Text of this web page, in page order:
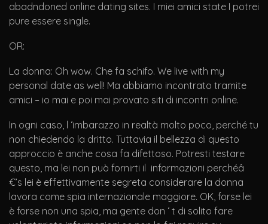
abadndoned online dating sites. I miei amici state I potrei
pure essere single.
OR:
La donna: Oh wow. Che fa schifo. We live with my
personal date as well! Ma abbiamo incontrato tramite
amici – io mai e poi mai provato siti di incontri online.
In ogni caso, l ‘imbarazzo in realtà molto poco, perché tu
non chiedendo la dritto. Tuttavia il bellezza di questo
approccio è anche cosa fa difettoso. Potresti testare
questo, ma lei non può fornirti il ​​ informazioni perchéâ
€’s lei è effettivamente segreta considerare la donna
lavora come spia internazionale maggiore. OK, forse lei
è forse non una spia, ma gente don ‘ t di solito fare